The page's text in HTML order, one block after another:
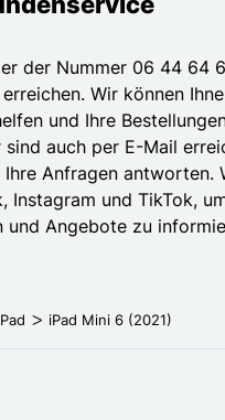
der Nummer 06 44 64
Wir können
und Ihre
auch per E-Mail
Anfragen antworten.
Instagram und TikTok,
und Angebote zu
iPad Mini 6 (2021)